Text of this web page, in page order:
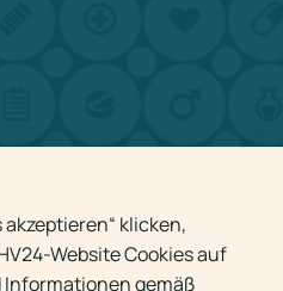
akzeptieren“ klicken,
Website Cookies auf
gemäß